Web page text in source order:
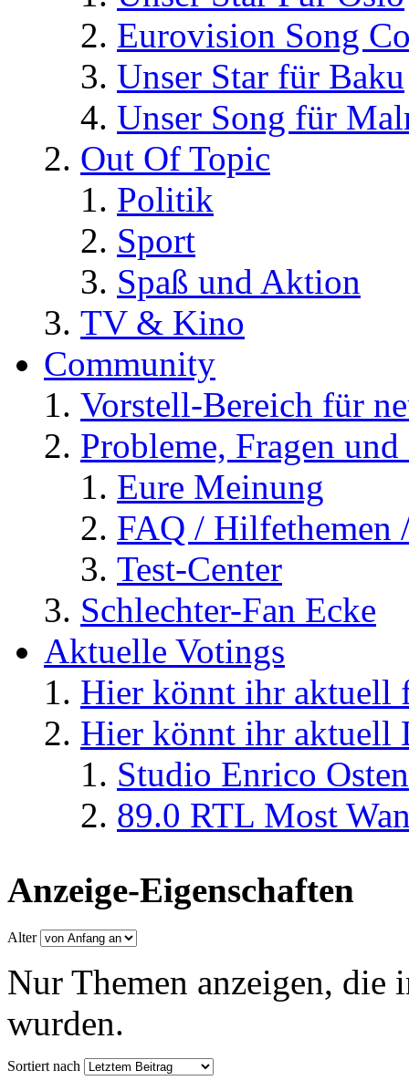
Eurovision Song
Unser Star für Baku
Unser Song für
Out Of Topic
Politik
Sport
Spaß und Aktion
TV & Kino
Community
Vorstell-Bereich für
Probleme, Fragen
Eure Meinung
FAQ / Hilfethemen
Test-Center
Schlechter-Fan Ecke
Aktuelle Votings
Hier könnt ihr aktuell
Hier könnt ihr aktuell
Studio Enrico
89.0 RTL Most
Anzeige-Eigenschaften
Alter
Nur Themen anzeigen, die
wurden.
Sortiert nach